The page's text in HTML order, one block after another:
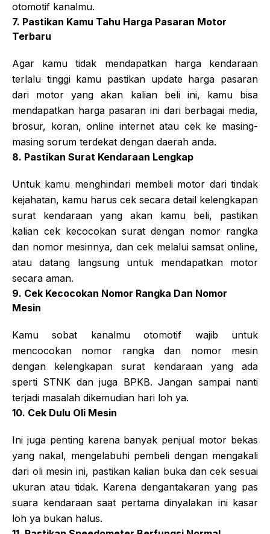
otomotif kanalmu.
7. Pastikan Kamu Tahu Harga Pasaran Motor
Terbaru
Agar kamu tidak mendapatkan harga kendaraan
terlalu tinggi kamu pastikan update harga pasaran
dari motor yang akan kalian beli ini, kamu bisa
mendapatkan harga pasaran ini dari berbagai media,
brosur, koran, online internet atau cek ke masing-
masing sorum terdekat dengan daerah anda.
8. Pastikan Surat Kendaraan Lengkap
Untuk kamu menghindari membeli motor dari tindak
kejahatan, kamu harus cek secara detail kelengkapan
surat kendaraan yang akan kamu beli, pastikan
kalian cek kecocokan surat dengan nomor rangka
dan nomor mesinnya, dan cek melalui samsat online,
atau datang langsung untuk mendapatkan motor
secara aman.
9. Cek Kecocokan Nomor Rangka Dan Nomor
Mesin
Kamu sobat kanalmu otomotif wajib untuk
mencocokan nomor rangka dan nomor mesin
dengan kelengkapan surat kendaraan yang ada
sperti STNK dan juga BPKB. Jangan sampai nanti
terjadi masalah dikemudian hari loh ya.
10. Cek Dulu Oli Mesin
Ini juga penting karena banyak penjual motor bekas
yang nakal, mengelabuhi pembeli dengan mengakali
dari oli mesin ini, pastikan kalian buka dan cek sesuai
ukuran atau tidak. Karena dengantakaran yang pas
suara kendaraan saat pertama dinyalakan ini kasar
loh ya bukan halus.